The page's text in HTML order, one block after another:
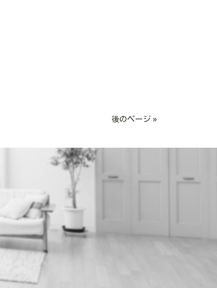
後のページ »